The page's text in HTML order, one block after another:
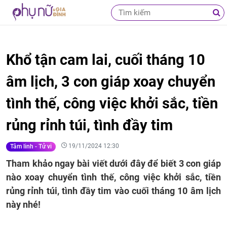
Khổ tận cam lai, cuối tháng 10
âm lịch, 3 con giáp xoay chuyển
tình thế, công việc khởi sắc, tiền
rủng rỉnh túi, tình đầy tim
Tâm linh - Tử vi 19/11/2024 12:30
Tham khảo ngay bài viết dưới đây để biết 3 con giáp
nào xoay chuyển tình thế, công việc khởi sắc, tiền
rủng rỉnh túi, tình đầy tim vào cuối tháng 10 âm lịch
này nhé!